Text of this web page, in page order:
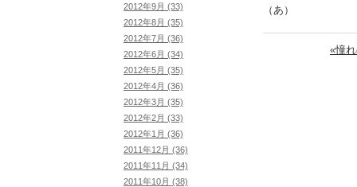
（あ）
«憧
2012年9月 (33)
2012年8月 (35)
2012年7月 (36)
2012年6月 (34)
2012年5月 (35)
2012年4月 (36)
2012年3月 (35)
2012年2月 (33)
2012年1月 (36)
2011年12月 (36)
2011年11月 (34)
2011年10月 (38)